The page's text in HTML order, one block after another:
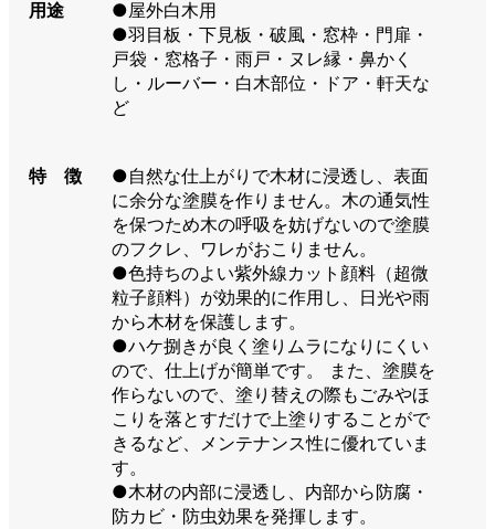
用途
●屋外白木用
●羽目板・下見板・破風・窓枠・門扉・
戸袋・窓格子・雨戸・ヌレ縁・鼻かく
し・ルーバー・白木部位・ドア・軒天な
ど
特 徴
●自然な仕上がりで木材に浸透し、表面
に余分な塗膜を作りません。木の通気性
を保つため木の呼吸を妨げないので塗膜
のフクレ、ワレがおこりません。
●色持ちのよい紫外線カット顔料（超微
粒子顔料）が効果的に作用し、日光や雨
から木材を保護します。
●ハケ捌きが良く塗りムラになりにくい
ので、仕上げが簡単です。 また、塗膜を
作らないので、塗り替えの際もごみやほ
こりを落とすだけで上塗りすることがで
きるなど、メンテナンス性に優れていま
す。
●木材の内部に浸透し、内部から防腐・
防カビ・防虫効果を発揮します。